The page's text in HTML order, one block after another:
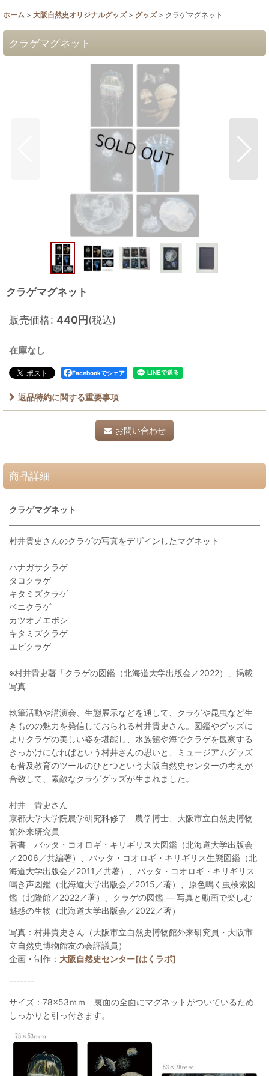
ホーム > 大阪自然史オリジナルグッズ > グッズ > クラゲマグネット
クラゲマグネット
クラゲマグネット
販売価格: 440円(税込)
在庫なし
Facebookでシェア
返品特約に関する重要事項
お問い合わせ
商品詳細
クラゲマグネット
村井貴史さんのクラゲの写真をデザインしたマグネット
ハナガサクラゲ
タコクラゲ
キタミズクラゲ
ベニクラゲ
カツオノエボシ
キタミズクラゲ
エビクラゲ
※村井貴史著「クラゲの図鑑（北海道大学出版会／2022）」掲載
写真
執筆活動や講演会、生態展示などを通して、クラゲや昆虫など生
きものの魅力を発信しておられる村井貴史さん。図鑑やグッズに
よりクラゲの美しい姿を堪能し、水族館や海でクラゲを観察する
きっかけになればという村井さんの思いと、ミュージアムグッズ
も普及教育のツールのひとつという大阪自然史センターの考えが
合致して、素敵なクラゲグッズが生まれました。
村井 貴史さん
京都大学大学院農学研究科修了 農学博士、大阪市立自然史博物
館外来研究員
著書 バッタ・コオロギ・キリギリス大図鑑（北海道大学出版会
／2006／共編著）、バッタ・コオロギ・キリギリス生態図鑑（北
海道大学出版会／2011／共著）、バッタ・コオロギ・キリギリス
鳴き声図鑑（北海道大学出版会／2015／著）、原色鳴く虫検索図
鑑（北隆館／2022／著）、クラゲの図鑑 ― 写真と動画で楽しむ
魅惑の生物（北海道大学出版会／2022／著）
写真：村井貴史さん（大阪市立自然史博物館外来研究員・大阪市
立自然史博物館友の会評議員）
企画・制作： 大阪自然史センター[はくラボ]
-------
サイズ：78×53ｍｍ 裏面の全面にマグネットがついているため
しっかりと引っ付きます。